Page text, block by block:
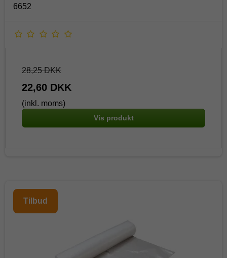
6652
28,25 DKK
22,60 DKK
(inkl. moms)
Vis produkt
Tilbud